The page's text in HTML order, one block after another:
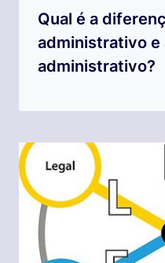
Qual é a
administrativo e
administrativo?